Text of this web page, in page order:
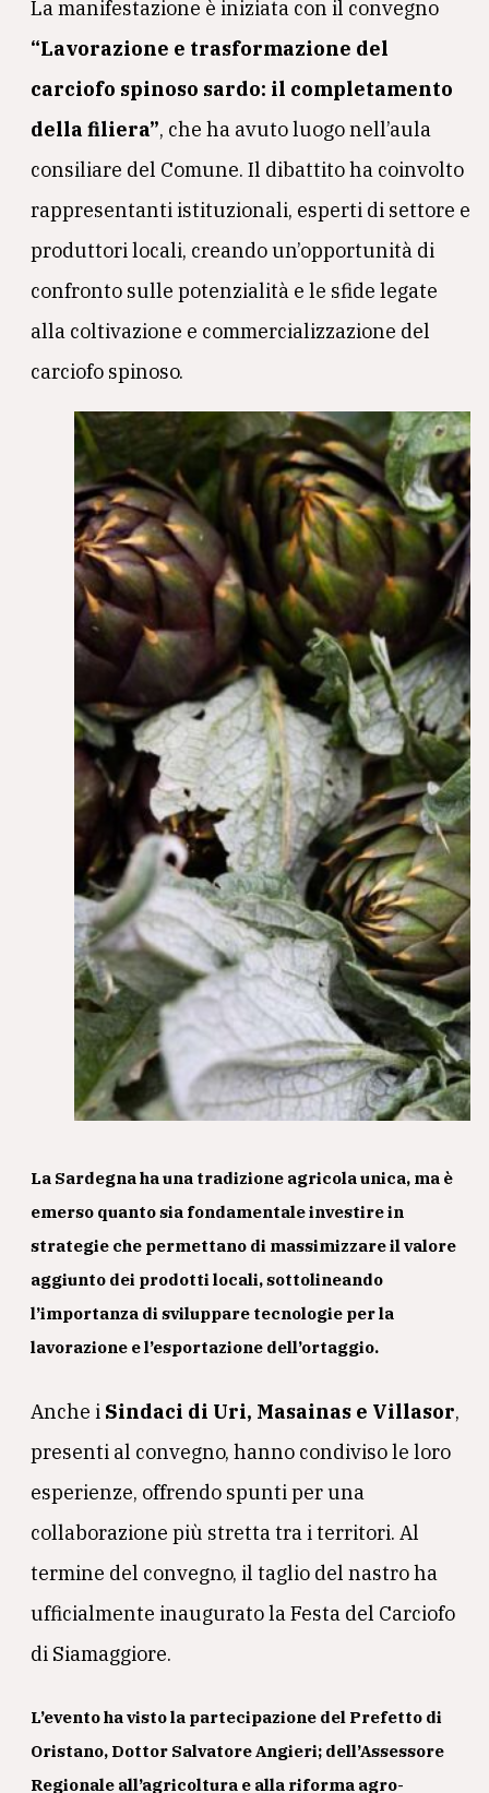
La manifestazione è iniziata con il convegno
“Lavorazione e trasformazione del
carciofo spinoso sardo: il completamento
della filiera”, che ha avuto luogo nell’aula
consiliare del Comune. Il dibattito ha coinvolto
rappresentanti istituzionali, esperti di settore e
produttori locali, creando un’opportunità di
confronto sulle potenzialità e le sfide legate
alla coltivazione e commercializzazione del
carciofo spinoso.
La Sardegna ha una tradizione agricola unica, ma è
emerso quanto sia fondamentale investire in
strategie che permettano di massimizzare il valore
aggiunto dei prodotti locali, sottolineando
l’importanza di sviluppare tecnologie per la
lavorazione e l’esportazione dell’ortaggio.
Anche i Sindaci di Uri, Masainas e Villasor,
presenti al convegno, hanno condiviso le loro
esperienze, offrendo spunti per una
collaborazione più stretta tra i territori. Al
termine del convegno, il taglio del nastro ha
ufficialmente inaugurato la Festa del Carciofo
di Siamaggiore.
L’evento ha visto la partecipazione del Prefetto di
Oristano, Dottor Salvatore Angieri; dell’Assessore
Regionale all’agricoltura e alla riforma agro-